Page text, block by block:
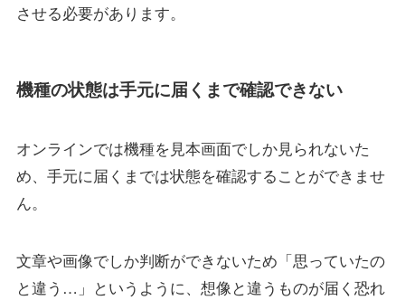
させる必要があります。
機種の状態は手元に届くまで確認できない
オンラインでは機種を見本画面でしか見られないた
め、手元に届くまでは状態を確認することができませ
ん。
文章や画像でしか判断ができないため「思っていたの
と違う…」というように、想像と違うものが届く恐れ